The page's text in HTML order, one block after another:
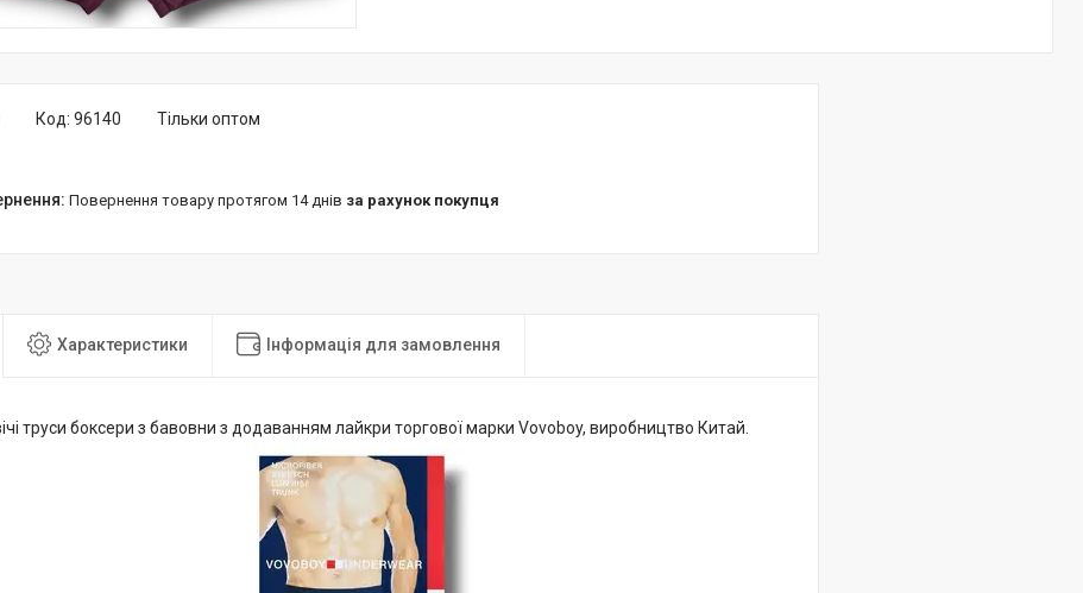
Тільки оптом
Код: 96140
повернення товару протягом 14 днів за рахунок покупця
Характеристики Інформація для замовлення
труси боксери з бавовни з додаванням лайкри торгової марки Vovoboy, виробництво Китай.